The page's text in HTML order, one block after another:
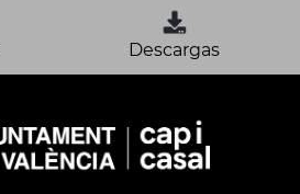
Descargas